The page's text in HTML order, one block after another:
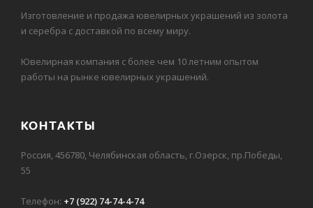
Изготовление и продажа ювелирных украшений из золота
и серебра с доставкой по всему миру.
Ювелирная компания с более чем 10 летним опытом
работы на рынке ювелирных украшений.
КОНТАКТЫ
Россия, 456780, Челябинская область, г.Озерск, пр.Победы,
55
Телефон: +7 (922) 74-74-4-74